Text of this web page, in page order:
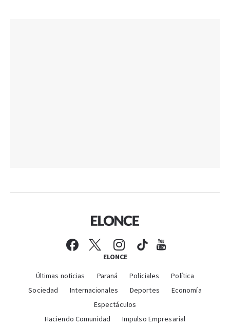
ELONCE
Últimas noticias Paraná Policiales
Política
Sociedad
Internacionales Deportes
Economía
Espectáculos
Haciendo Comunidad
Impulso Empresarial